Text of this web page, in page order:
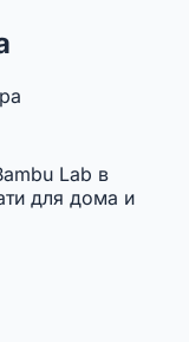
Lab в
для дома и